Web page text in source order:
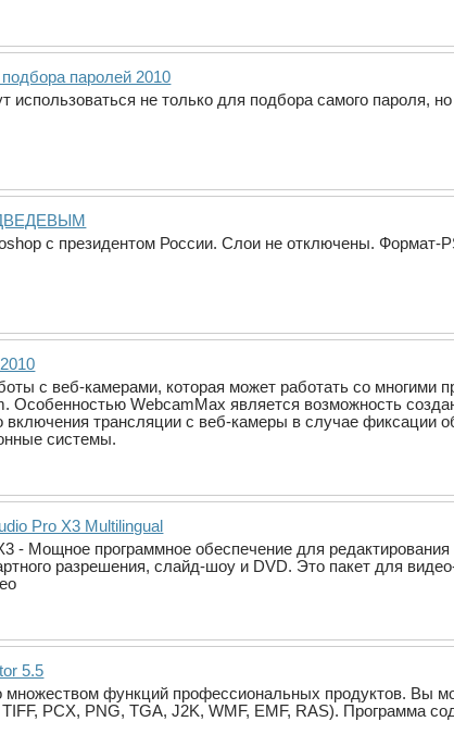
паролей 2010
использоваться не только для подбора самого пароля,
с президентом России. Слои не отключены. Формат-
с веб-камерами, которая может работать со многими
Особенностью WebcamMax является возможность
включения трансляции с веб-камеры в случае фиксации
системы.
Pro X3 Multilingual
- Мощное программное обеспечение для
разрешения, слайд-шоу и DVD. Это пакет для
5.5
множеством функций профессиональных продуктов. Вы
PCX, PNG, TGA, J2K, WMF, EMF, RAS). Программа